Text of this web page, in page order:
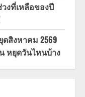
งที่เหลือของปี
สิงหาคม 2569
หยุดวันไหนบ้าง